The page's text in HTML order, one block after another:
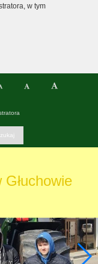
w tym
Głuchowie